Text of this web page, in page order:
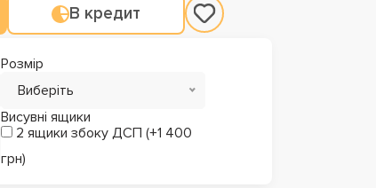
В кредит
Розмір
Виберіть
Висувні ящики
2 ящики збоку ДСП (+1 400
грн)